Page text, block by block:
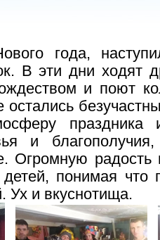
года,
В эти дни ходят
и поют
и
Огромную
понимая что
Ух и вкуснотища.